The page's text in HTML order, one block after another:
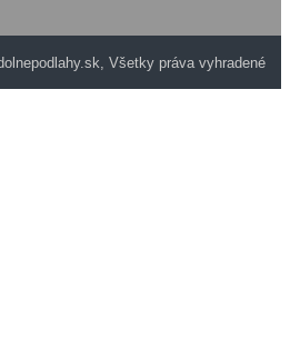
Všetky práva vyhradené